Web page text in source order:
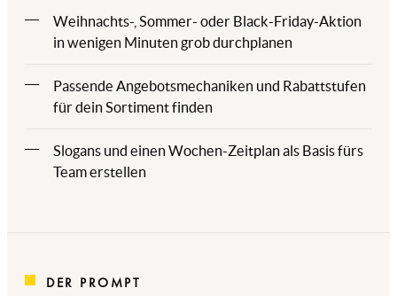
Weihnachts-, Sommer- oder Black-Friday-Aktion
in wenigen Minuten grob durchplanen
Passende Angebotsmechaniken und Rabattstufen
für dein Sortiment finden
Slogans und einen Wochen-Zeitplan als Basis fürs
Team erstellen
DER PROMPT